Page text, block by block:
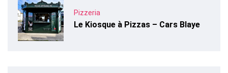
Pizzeria
Le Kiosque à Pizzas – Cars Blaye